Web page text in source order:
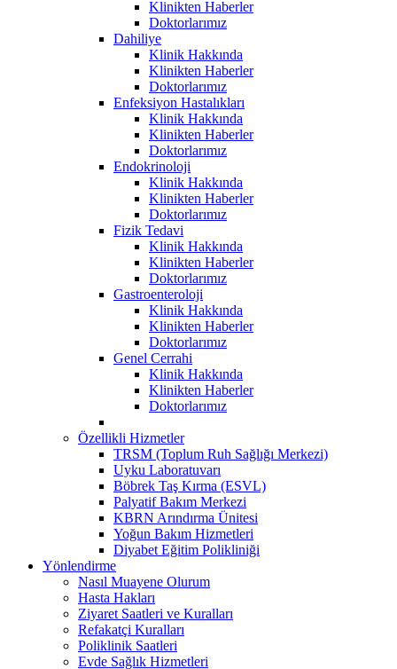
Klinikten Haberler
Doktorlarımız
Dahiliye
Klinik Hakkında
Klinikten Haberler
Doktorlarımız
Enfeksiyon Hastalıkları
Klinik Hakkında
Klinikten Haberler
Doktorlarımız
Endokrinoloji
Klinik Hakkında
Klinikten Haberler
Doktorlarımız
Fizik Tedavi
Klinik Hakkında
Klinikten Haberler
Doktorlarımız
Gastroenteroloji
Klinik Hakkında
Klinikten Haberler
Doktorlarımız
Genel Cerrahi
Klinik Hakkında
Klinikten Haberler
Doktorlarımız
Özellikli Hizmetler
TRSM (Toplum Ruh Sağlığı Merkezi)
Uyku Laboratuvarı
Böbrek Taş Kırma (ESVL)
Palyatif Bakım Merkezi
KBRN Arındırma Ünitesi
Yoğun Bakım Hizmetleri
Diyabet Eğitim Polikliniği
Yönlendirme
Nasıl Muayene Olurum
Hasta Hakları
Ziyaret Saatleri ve Kuralları
Refakatçi Kuralları
Poliklinik Saatleri
Evde Sağlık Hizmetleri